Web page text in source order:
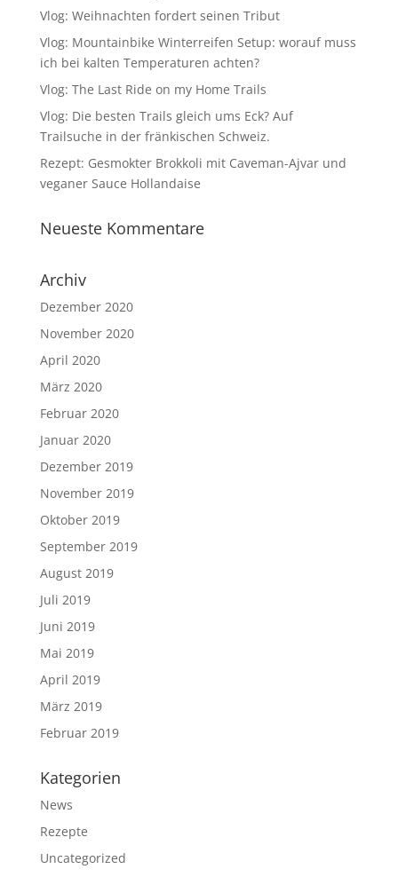
Vlog: Weihnachten fordert seinen Tribut
Vlog: Mountainbike Winterreifen Setup: worauf muss
ich bei kalten Temperaturen achten?
Vlog: The Last Ride on my Home Trails
Vlog: Die besten Trails gleich ums Eck? Auf
Trailsuche in der fränkischen Schweiz.
Rezept: Gesmokter Brokkoli mit Caveman-Ajvar und
veganer Sauce Hollandaise
Neueste Kommentare
Archiv
Dezember 2020
November 2020
April 2020
März 2020
Februar 2020
Januar 2020
Dezember 2019
November 2019
Oktober 2019
September 2019
August 2019
Juli 2019
Juni 2019
Mai 2019
April 2019
März 2019
Februar 2019
Kategorien
News
Rezepte
Uncategorized